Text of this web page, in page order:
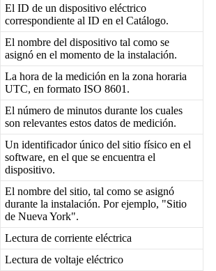
El ID de un dispositivo eléctrico
correspondiente al ID en el Catálogo.
El nombre del dispositivo tal como se
asignó en el momento de la instalación.
La hora de la medición en la zona horaria
UTC, en formato ISO 8601.
El número de minutos durante los cuales
son relevantes estos datos de medición.
Un identificador único del sitio físico en el
software, en el que se encuentra el
dispositivo.
El nombre del sitio, tal como se asignó
durante la instalación. Por ejemplo, "Sitio
de Nueva York".
Lectura de corriente eléctrica
Lectura de voltaje eléctrico